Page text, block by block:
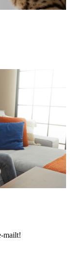
mailt!